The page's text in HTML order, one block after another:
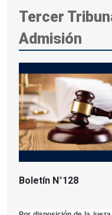
Tercer
Admisión
Boletín N°128